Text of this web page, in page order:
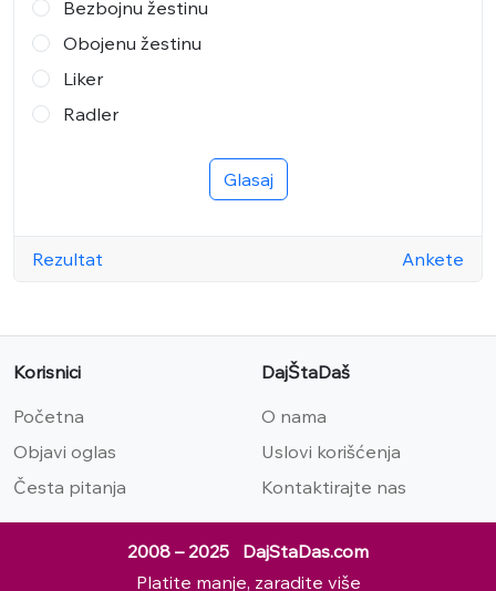
Bezbojnu žestinu
Obojenu žestinu
Liker
Radler
Glasaj
Rezultat Ankete
Korisnici
Početna
Objavi oglas
Česta pitanja
DajŠtaDaš
O nama
Uslovi korišćenja
Kontaktirajte nas
2008 – 2025 DajStaDas.com
Platite manje, zaradite više